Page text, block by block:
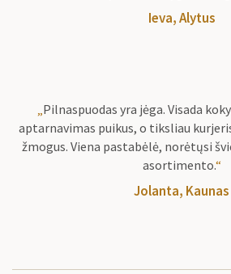
Ieva, Alytus
Pilnaspuodas yra jėga. Visada
aptarnavimas puikus, o tiksliau
žmogus. Viena pastabėlė, norėtųsi
asortimento.“
Jolanta, Kaunas